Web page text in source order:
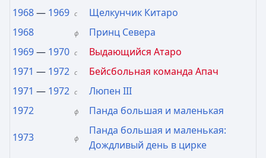
1968— 1969 с
Щелкунчик Китаро
1968
ф
Принц Севера
1969— 1970 с
Выдающийся Атаро
1971 — 1972 с
Бейсбольная команда Апач
1971 — 1972 с
Люпен III
1972
ф Панда большая и маленькая
1973 ф
Панда большая и маленькая:
Дождливый день в цирке